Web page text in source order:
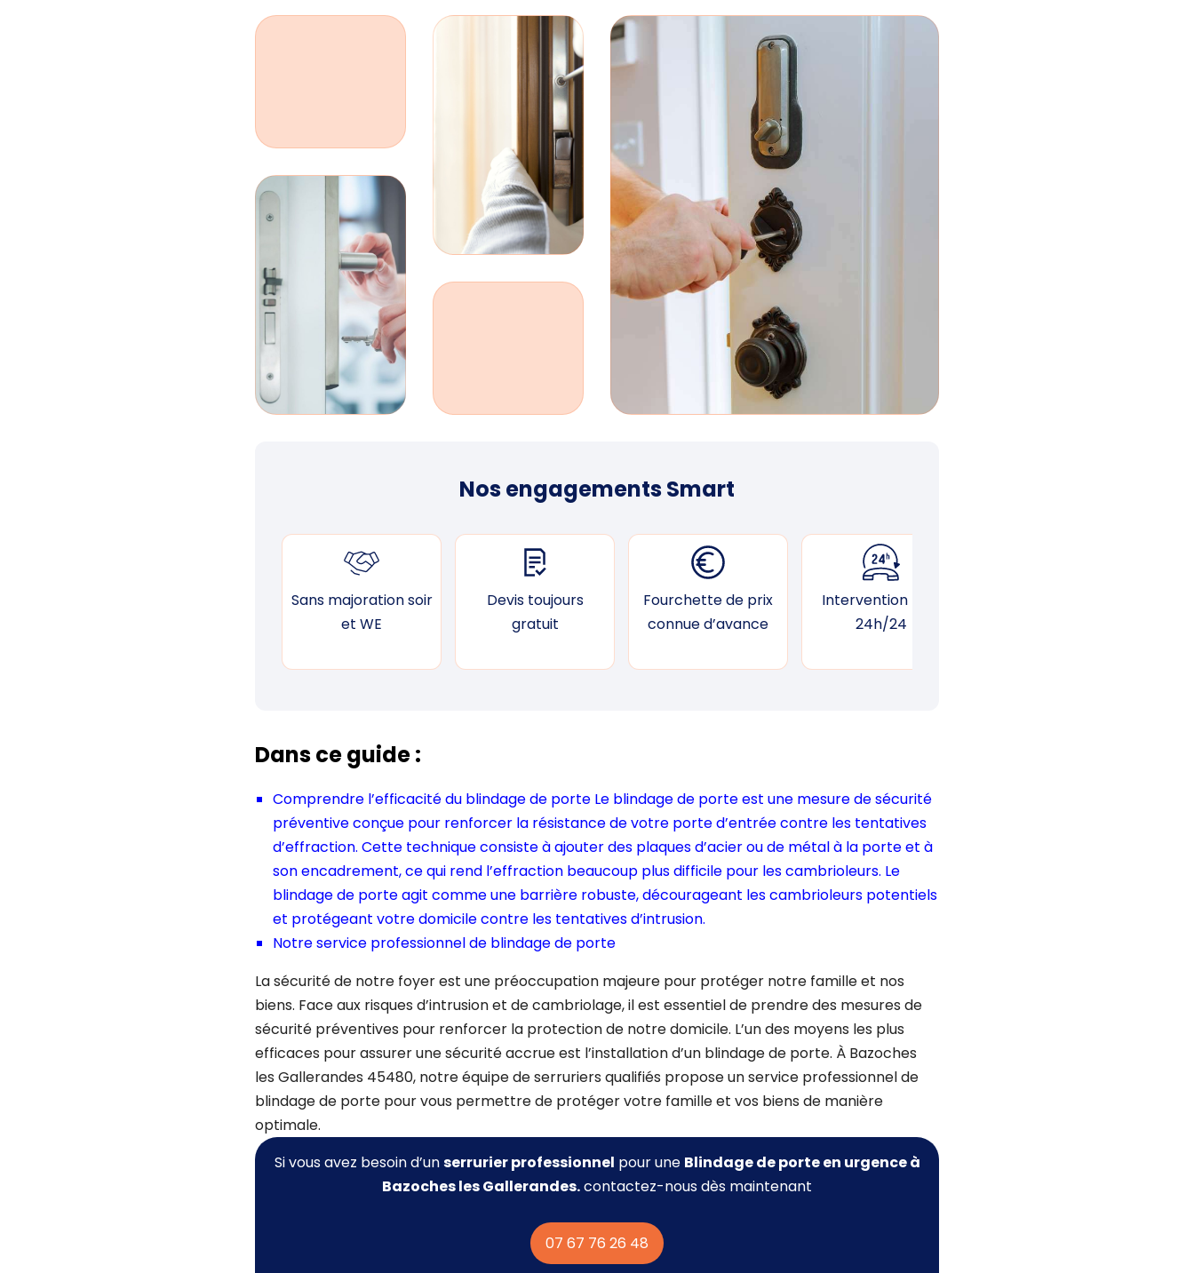
Nos engagements Smart
Sans majoration soir
et WE
Devis toujours
gratuit
Fourchette de prix
connue d’avance
Intervention 7j/7,
24h/24
Dans ce guide :
Comprendre l’efficacité du blindage de porte Le blindage de porte est une mesure de sécurité
préventive conçue pour renforcer la résistance de votre porte d’entrée contre les tentatives
d’effraction. Cette technique consiste à ajouter des plaques d’acier ou de métal à la porte et à
son encadrement, ce qui rend l’effraction beaucoup plus difficile pour les cambrioleurs. Le
blindage de porte agit comme une barrière robuste, décourageant les cambrioleurs potentiels
et protégeant votre domicile contre les tentatives d’intrusion.
Notre service professionnel de blindage de porte
La sécurité de notre foyer est une préoccupation majeure pour protéger notre famille et nos
biens. Face aux risques d’intrusion et de cambriolage, il est essentiel de prendre des mesures de
sécurité préventives pour renforcer la protection de notre domicile. L’un des moyens les plus
efficaces pour assurer une sécurité accrue est l’installation d’un blindage de porte. À Bazoches
les Gallerandes 45480, notre équipe de serruriers qualifiés propose un service professionnel de
blindage de porte pour vous permettre de protéger votre famille et vos biens de manière
optimale.
Si vous avez besoin d’unserrurier professionnel pour une Blindage de porteen urgence à
Bazoches les Gallerandes.contactez-nous dès maintenant
07 67 76 26 48